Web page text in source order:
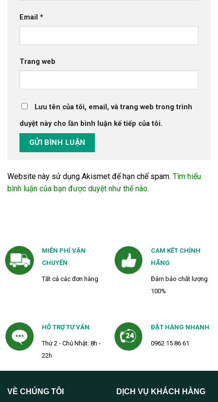
Email *
Trang web
Lưu tên của tôi, email, và trang web trong trình
duyệt này cho lần bình luận kế tiếp của tôi.
Website này sử dụng Akismet để hạn chế spam. Tìm hiểu
bình luận của bạn được duyệt như thế nào.
MIỄN PHÍ VẬN
CHUYỂN
Tất cả các đơn hàng
CAM KẾT CHÍNH
HÃNG
Đảm bảo chất lượng
100%
HỖ TRỢ TƯ VẤN
Thứ 2 - Chủ Nhật: 8h -
22h
ĐẶT HÀNG NHANH
0962 15 86 61
VỀ CHÚNG TÔI DỊCH VỤ KHÁCH HÀNG